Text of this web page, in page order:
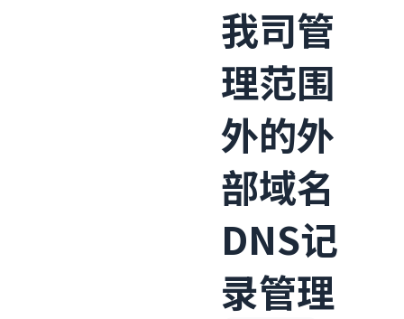
我司管
理范围
外的外
部域名
DNS记
录管理